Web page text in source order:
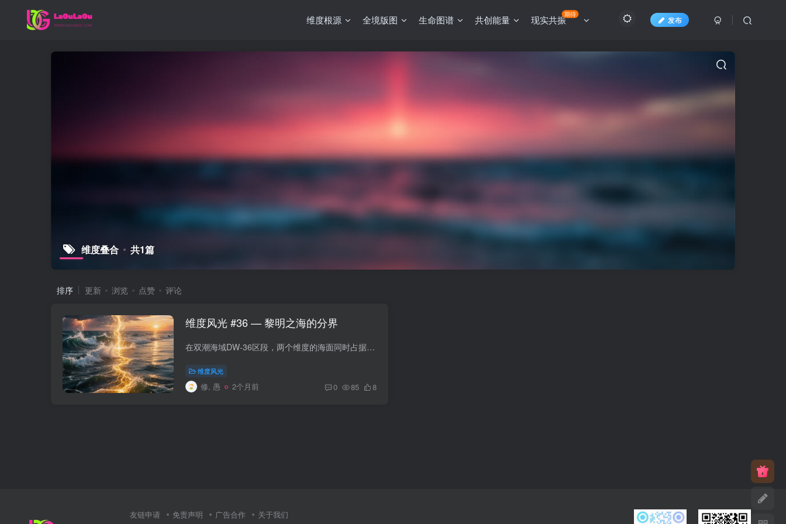
发布
维度根源 全境版图 生命图谱 共创能量 现实共振期待
维度叠合 共1篇
排序 更新 浏览 点赞 评论
维度风光 #36 — 黎明之海的分界
在双潮海域DW-36区段，两个维度的海面同时占据同一片空间。黎明时分，日出的第一道光穿过极薄的维度分界，产生了一道持续二十分钟、宽达十米的发光缝隙。一侧暴涌，一侧凝静，各自的波浪在分界...
维度风光
修, 愚 2个月前 0 85 8
友链申请 免责声明 广告合作 关于我们